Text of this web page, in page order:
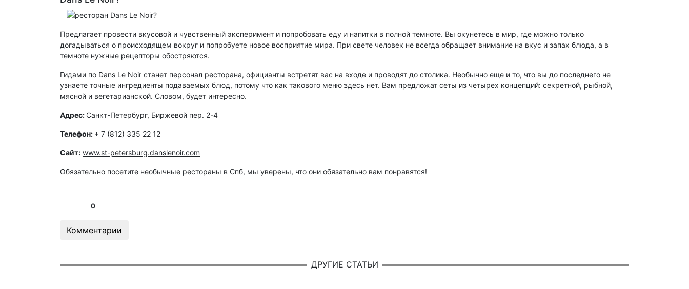
Предлагает провести вкусовой и чувственный эксперимент и попробовать еду и напитки в полной темноте. Вы окунетесь в мир, где можно только
догадываться о происходящем вокруг и попробуете новое восприятие мира. При свете человек не всегда обращает внимание на вкус и запах блюда, а в
темноте нужные рецепторы обостряются.
Гидами по Dans Le Noir станет персонал ресторана, официанты встретят вас на входе и проводят до столика. Необычно еще и то, что вы до последнего не
узнаете точные ингредиенты подаваемых блюд, потому что как такового меню здесь нет. Вам предложат сеты из четырех концепций: секретной, рыбной,
мясной и вегетарианской. Словом, будет интересно.
Адрес:Санкт-Петербург, Биржевой пер. 2-4
Телефон: + 7 (812) 335 22 12
Сайт: www.st-petersburg.danslenoir.com
Обязательно посетите необычные рестораны в Спб, мы уверены, что они обязательно вам понравятся!
0
Комментарии
ДРУГИЕ СТАТЬИ